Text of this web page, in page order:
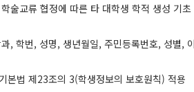
술교류 협정에 따른 타 대학생 학적 생성 기초
, 학번, 성명, 생년월일, 주민등록번호, 성별,
본법 제23조의 3(학생정보의 보호원칙) 적용